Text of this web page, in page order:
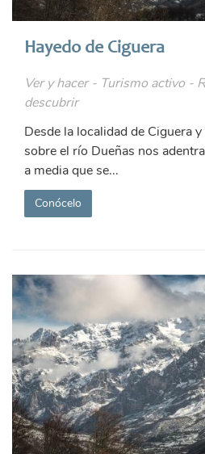
Hayedo de Ciguera
Ver y hacer - Turismo activo -
descubrir
Desde la localidad de Ciguera
sobre el río Dueñas nos
a media que se...
Conócelo